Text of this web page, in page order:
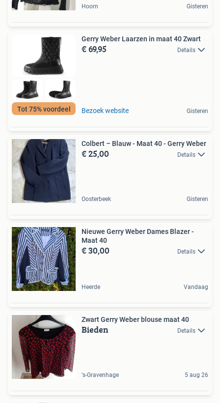
Hoorn Gisteren
Tot 75% voordeel
Gerry Weber Laarzen in maat 40 Zwart
€ 69,95 Details
Bezoek website Gisteren
Colbert – Blauw - Maat 40 - Gerry Weber
€ 25,00 Details
Oosterbeek Gisteren
Nieuwe Gerry Weber Dames Blazer -
Maat 40
€ 30,00 Details
Heerde Vandaag
Zwart Gerry Weber blouse maat 40
Bieden Details
's-Gravenhage 5 aug 26